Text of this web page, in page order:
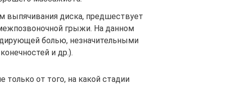
выпячивания диска, предшествует
грыжи. На данном
болью, незначительными
и др.).
только от того, на какой стадии